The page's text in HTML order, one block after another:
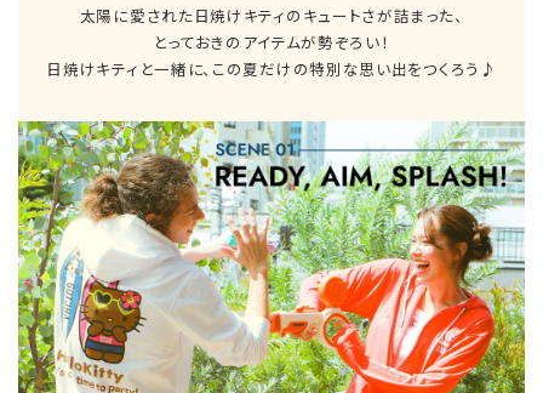
太陽に愛された日焼けキティのキュートさが詰まった、
とっておきのアイテムが勢ぞろい！
日焼けキティと一緒に、この夏だけの特別な思い出をつくろう♪